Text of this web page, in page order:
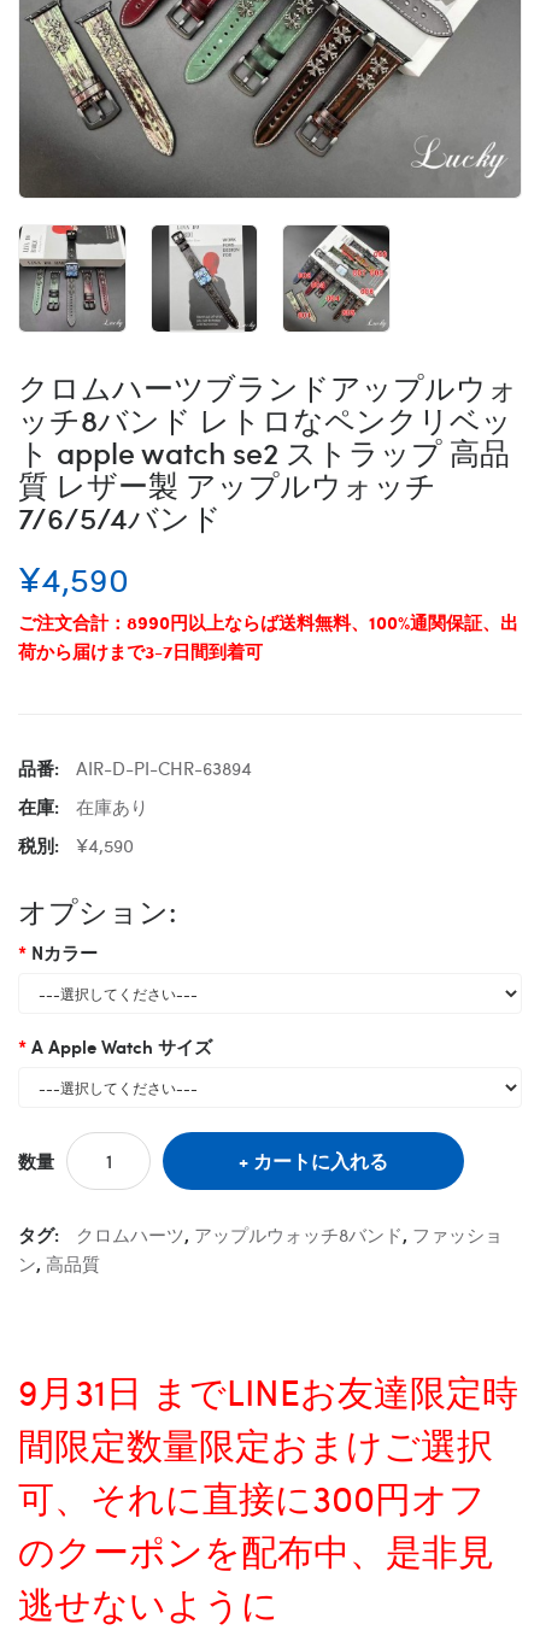
クロムハーツブランドアップルウォ
ッチ8バンド レトロなペンクリベッ
ト apple watch se2 ストラップ 高品
質 レザー製 アップルウォッチ
7/6/5/4バンド
¥4,590
ご注文合計：8990円以上ならば送料無料、100%通関保証、出
荷から届けまで3-7日間到着可
品番:
AIR-D-PI-CHR-63894
在庫:
在庫あり
税別:
¥4,590
オプション:
Nカラー
A Apple Watch サイズ
数量 カートに入れる
タグ: クロムハーツ, アップルウォッチ8バンド, ファッショ
ン, 高品質
9月31日 までLINEお友達限定時
間限定数量限定おまけご選択
可、それに直接に300円オフ
のクーポンを配布中、是非見
逃せないように